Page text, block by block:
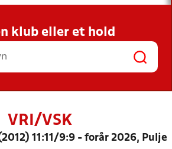
INDHOLD OG NYHEDER
RESULTATER, KLUBBER OG
HOLD
klub eller et hold
VRI/VSK
11:11/9:9 - forår 2026, Pulje